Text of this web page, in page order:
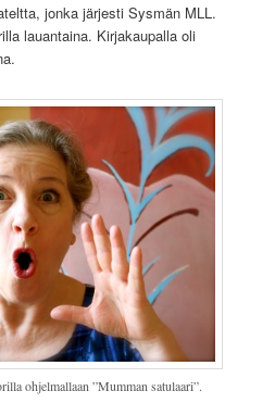
jonka järjesti Sysmän MLL.
lauantaina. Kirjakaupalla oli
ohjelmallaan ”Mumman satulaari”.